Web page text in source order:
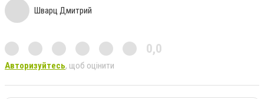
Шварц Дмитрий
0,0
Авторизуйтесь, щоб оцінити